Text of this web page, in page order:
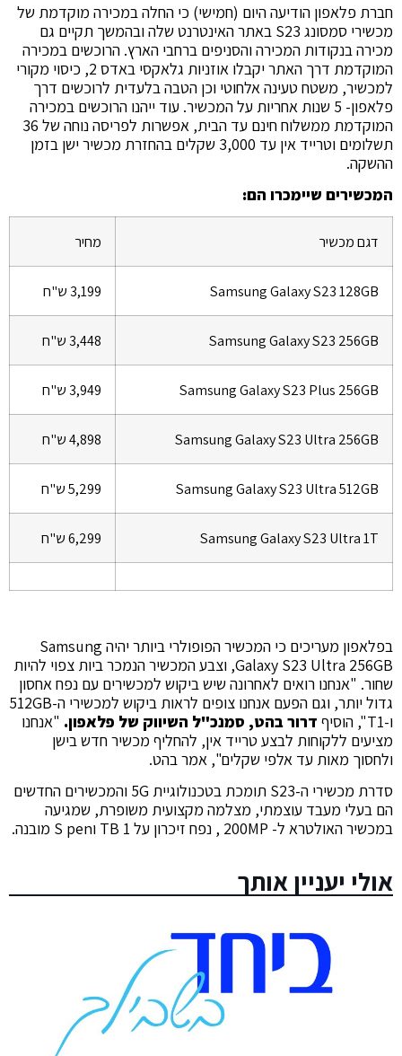
חברת פלאפון הודיעה היום (חמישי) כי החלה במכירה מוקדמת של
מכשירי סמסונג S23 באתר האינטרנט שלה ובהמשך תקיים גם
מכירה בנקודות המכירה והסניפים ברחבי הארץ. הרוכשים במכירה
המוקדמת דרך האתר יקבלו אוזניות גלאקסי באדס 2, כיסוי מקורי
למכשיר, משטח טעינה אלחוטי וכן הטבה בלעדית לרוכשים דרך
פלאפון- 5 שנות אחריות על המכשיר. עוד ייהנו הרוכשים במכירה
המוקדמת ממשלוח חינם עד הבית, אפשרות לפריסה נוחה של 36
תשלומים וטרייד אין עד 3,000 שקלים בהחזרת מכשיר ישן בזמן
ההשקה.
המכשירים שיימכרו הם:
דגם מכשיר מחיר
Samsung Galaxy S23 128GB 3,199 ש"ח
Samsung Galaxy S23 256GB 3,448 ש"ח
Samsung Galaxy S23 Plus 256GB 3,949 ש"ח
Samsung Galaxy S23 Ultra 256GB 4,898 ש"ח
Samsung Galaxy S23 Ultra 512GB 5,299 ש"ח
Samsung Galaxy S23 Ultra 1T 6,299 ש"ח
בפלאפון מעריכים כי המכשיר הפופולרי ביותר יהיה Samsung
Galaxy S23 Ultra 256GB, וצבע המכשיר הנמכר ביות צפוי להיות
שחור. "אנחנו רואים לאחרונה שיש ביקוש למכשירים עם נפח אחסון
גדול יותר, וגם הפעם אנחנו צופים לראות ביקוש למכשירי ה-512GB
ו-T1", הוסיף
דרור בהט, סמנכ"ל השיווק של פלאפון. "אנחנו
מציעים ללקוחות לבצע טרייד אין, להחליף מכשיר חדש בישן
ולחסוך מאות עד אלפי שקלים", אמר בהט.
סדרת מכשירי ה-S23 תומכת בטכנולוגיית 5G והמכשירים החדשים
הם בעלי מעבד עוצמתי, מצלמה מקצועית משופרת, שמגיעה
במכשיר האולטרא ל- 200MP , נפח זיכרון על 1 TB וS pen מובנה.
אולי יעניין אותך